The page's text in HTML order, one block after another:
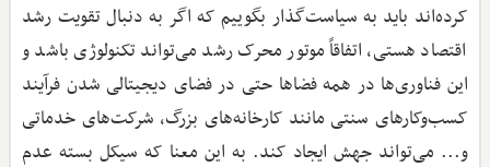
کرده‌اند باید به سیاست‌گذار بگوییم که اگر به دنبال تقویت رشد
اقتصاد هستی، اتفاقاً موتور محرک رشد می‌تواند تکنولوژی باشد و
این فناوری‌ها در همه فضاها حتی در فضای دیجیتالی شدن فرآیند
کسب‌وکارهای سنتی مانند کارخانه‌های بزرگ، شرکت‌های خدماتی
و... می‌تواند جهش ایجاد کند. به این معنا که سیکل بسته عدم